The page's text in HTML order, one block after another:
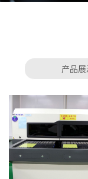
产品展